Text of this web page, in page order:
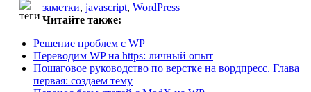
заметки, javascript, WordPress
Читайте также:
Решение проблем с WP
Переводим WP на https: личный опыт
Пошаговое руководство по верстке на вордпресс. Глава
первая: создаем тему